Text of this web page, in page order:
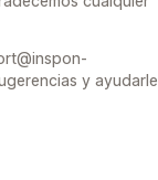
y ayudarle